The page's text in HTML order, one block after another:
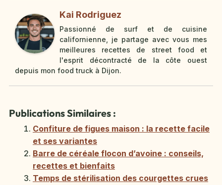
Kai Rodriguez
Passionné de surf et de cuisine
californienne, je partage avec vous mes
meilleures recettes de street food et
l'esprit décontracté de la côte ouest
depuis mon food truck à Dijon.
Publications Similaires :
Confiture de figues maison : la recette facile
et ses variantes
Barre de céréale flocon d’avoine : conseils,
recettes et bienfaits
Temps de stérilisation des courgettes crues